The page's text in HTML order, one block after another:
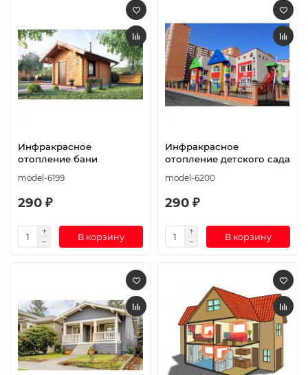
Инфракрасное
отопление бани
model-6199
290 ₽
В корзину
Инфракрасное
отопление детского сада
model-6200
290 ₽
В корзину